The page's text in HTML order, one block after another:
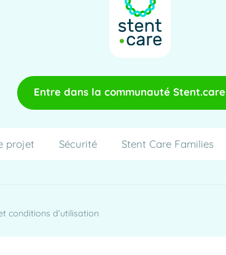
Entre dans la communauté Stent.care
projet Sécurité Stent Care Families
conditions d’utilisation